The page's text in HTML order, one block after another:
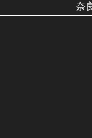
奈